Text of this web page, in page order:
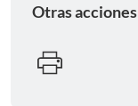
Otras acciones